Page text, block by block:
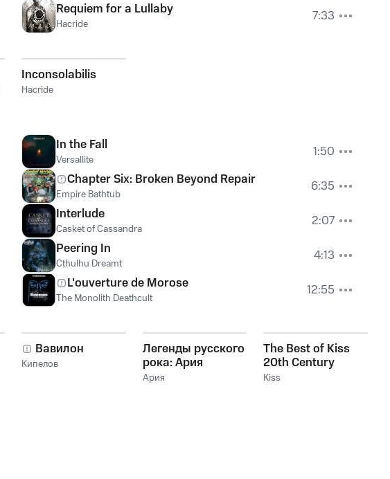
Requiem for a Lullaby
Hacride 7:33
Inconsolabilis
Hacride
In the Fall
Versallite
1:50
Chapter Six: Broken Beyond Repair
Empire Bathtub
6:35
Interlude
Casket of Cassandra
2:07
Peering In
Cthulhu Dreamt
4:13
L'ouverture de Morose
The Monolith Deathcult 12:55
Вавилон
Кипелов
Легенды русского
рока: Ария
Ария
The Best of Kiss
20th Century
Masters The
Kiss